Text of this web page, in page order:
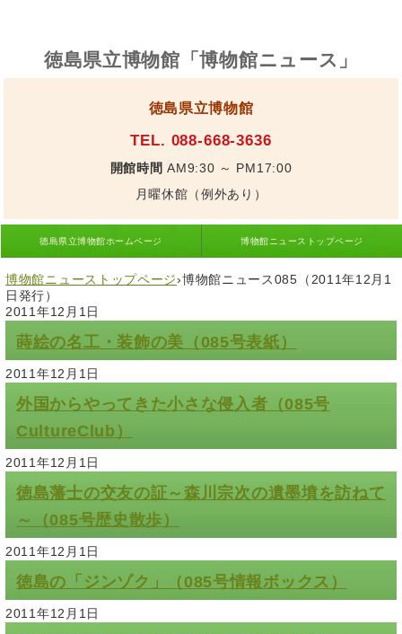
徳島県立博物館「博物館ニュース」
徳島県立博物館
TEL. 088-668-3636
開館時間 AM9:30 ～ PM17:00
月曜休館（例外あり）
徳島県立博物館ホームページ 博物館ニューストップページ
博物館ニューストップページ›博物館ニュース085（2011年12月1
日発行）
2011年12月1日
蒔絵の名工・装飾の美（085号表紙）
2011年12月1日
外国からやってきた小さな侵入者（085号
CultureClub）
2011年12月1日
徳島藩士の交友の証～森川宗次の遺墨墳を訪ねて
～（085号歴史散歩）
2011年12月1日
徳島の「ジンゾク」（085号情報ボックス）
2011年12月1日